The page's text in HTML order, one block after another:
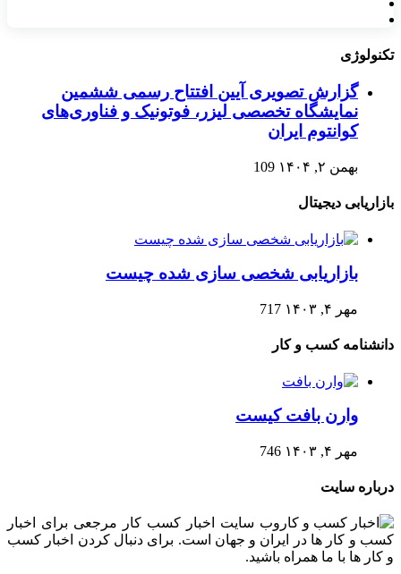
تکنولوژی
گزارش تصویری آیین افتتاح رسمی ششمین
نمایشگاه تخصصی لیزر، فوتونیک و فناوری‌های
کوانتوم ایران
بهمن ۲, ۱۴۰۴ 109
بازاریابی دیجیتال
بازاریابی شخصی سازی شده چیست
مهر ۴, ۱۴۰۳ 717
دانشنامه کسب و کار
وارن بافت کیست
مهر ۴, ۱۴۰۳ 746
درباره سایت
وب سایت اخبار کسب کار مرجعی برای اخبار
کسب و کار ها در ایران و جهان است. برای دنبال کردن اخبار کسب
و کار ها با ما همراه باشید.